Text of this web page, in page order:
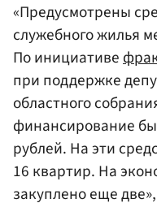
«Предусмотрены
служебного жилья
По инициативе
при поддержке
областного
финансирование
рублей. На эти
16 квартир. На
закуплено еще